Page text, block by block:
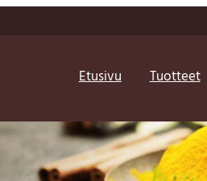
Etusivu Tuotteet